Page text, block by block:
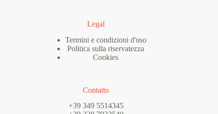
Legal
Termini e condizioni d'uso
Politica sulla riservatezza
Cookies
Contatto
+39 349 5514345